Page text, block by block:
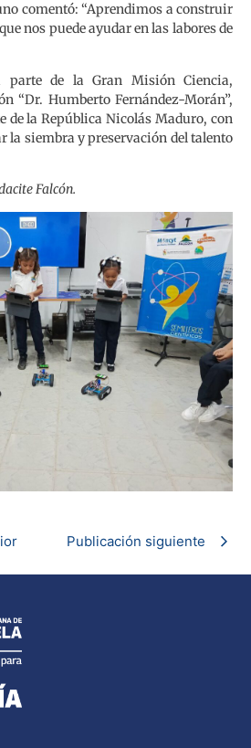
comentó: “Aprendimos a construir
nos puede ayudar en las labores de
parte de la Gran Misión Ciencia,
“Dr. Humberto Fernández-Morán”,
de la República Nicolás Maduro, con
la siembra y preservación del talento
Falcón.
Publicación siguiente